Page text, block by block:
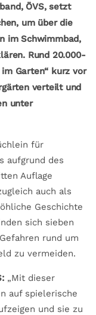
ÖVS, setzt
um über die
im Schwimmbad,
Rund 20.000-
Garten“ kurz vor
verteilt und
unter
für
aufgrund des
Auflage
auch als
Geschichte
sich sieben
rund um
zu vermeiden.
„Mit dieser
auf spielerische
und sie zu